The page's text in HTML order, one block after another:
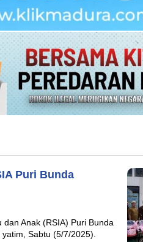
Puri Bunda
dan Anak (RSIA) Puri Bunda
Sabtu (5/7/2025).